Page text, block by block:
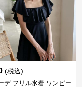
(税込)
デ フリル水着 ワンピー